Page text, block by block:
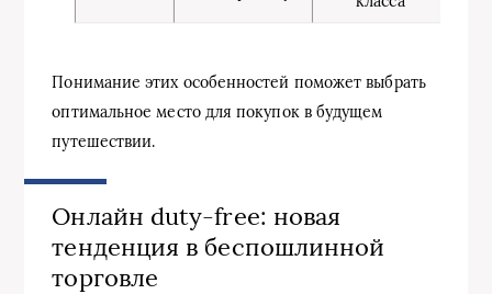
Понимание этих особенностей поможет выбрать
оптимальное место для покупок в будущем
путешествии.
Онлайн duty-free: новая
тенденция в беспошлинной
торговле